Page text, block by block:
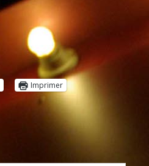
Imprimer